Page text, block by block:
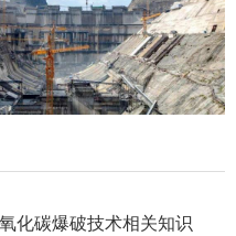
化碳爆破技术相关知识